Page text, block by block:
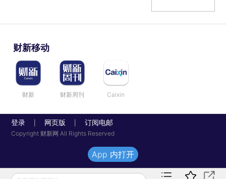
财新移动
财新 财新周刊 Caixin
登录 网页版 订阅电邮
Copyright 财新网 All Rights Reserved
App 内打开